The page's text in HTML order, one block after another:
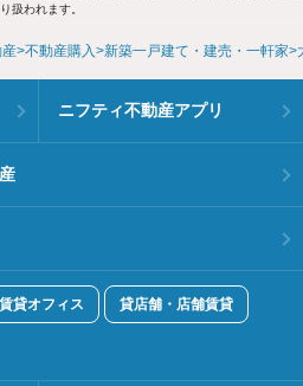
扱われます。
不動産購入 新築一戸建て・建売・一軒家
ニフティ不動産アプリ
貸オフィス 貸店舗・店舗賃貸